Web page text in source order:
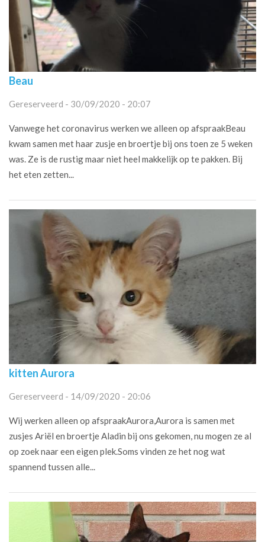
Beau
Gereserveerd - 30/09/2020 - 20:07
Vanwege het coronavirus werken we alleen op afspraakBeau
kwam samen met haar zusje en broertje bij ons toen ze 5 weken
was. Ze is de rustig maar niet heel makkelijk op te pakken. Bij
het eten zetten...
kitten Aurora
Gereserveerd - 14/09/2020 - 20:06
Wij werken alleen op afspraakAurora,Aurora is samen met
zusjes Ariël en broertje Aladin bij ons gekomen, nu mogen ze al
op zoek naar een eigen plek.Soms vinden ze het nog wat
spannend tussen alle...